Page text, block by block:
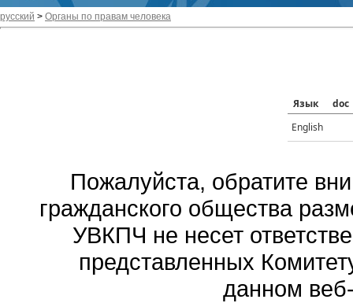
русский > Органы по правам человека
Язык
doc
English
Пожалуйста, обратите
гражданского общества
УВКПЧ не несет
представленных
данном